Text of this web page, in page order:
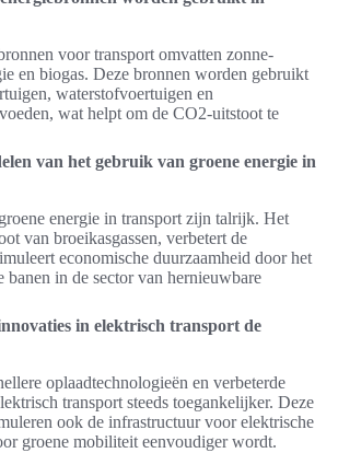
voor transport omvatten zonne-
en biogas. Deze bronnen worden gebruikt
waterstofvoertuigen en
wat helpt om de CO2-uitstoot te
van het gebruik van groene energie in
energie in transport zijn talrijk. Het
van broeikasgassen, verbetert de
economische duurzaamheid door het
banen in de sector van hernieuwbare
in elektrisch transport de
oplaadtechnologieën en verbeterde
transport steeds toegankelijker. Deze
ook de infrastructuur voor elektrische
groene mobiliteit eenvoudiger wordt.